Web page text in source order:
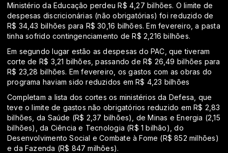
Ministério da Educação perdeu R$ 4,27 bilhões. O limite de
despesas discricionárias (não obrigatórias) foi reduzido de
R$ 34,43 bilhões para R$ 30,16 bilhões. Em fevereiro, a pasta
tinha sofrido contingenciamento de R$ 2,216 bilhões.
Em segundo lugar estão as despesas do PAC, que tiveram
corte de R$ 3,21 bilhões, passando de R$ 26,49 bilhões para
R$ 23,28 bilhões. Em fevereiro, os gastos com as obras do
programa haviam sido reduzidos em R$ 4,23 bilhões
Completam a lista dos cortes os ministérios da Defesa, que
teve o limite de gastos não obrigatórios reduzido em R$ 2,83
bilhões, da Saúde (R$ 2,37 bilhões), de Minas e Energia (2,15
bilhões), da Ciência e Tecnologia (R$ 1 bilhão), do
Desenvolvimento Social e Combate à Fome (R$ 852 milhões)
e da Fazenda (R$ 847 milhões).